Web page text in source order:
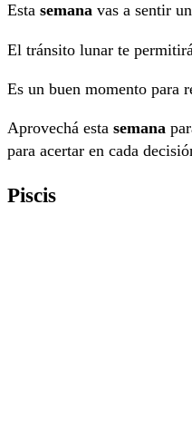
Esta semana vas a sentir
El tránsito lunar te
Es un buen momento para
Aprovechá esta semana
para acertar en cada
Piscis